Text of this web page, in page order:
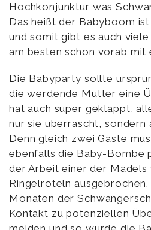
Hochkonjunktur was
Das heißt der Babyboom
und somit gibt es auch
am besten schon vorab mit
Die Babyparty sollte
die werdende Mutter eine
hat auch super geklappt,
nur sie überrascht, sondern
Denn gleich zwei Gäste
ebenfalls die Baby-Bombe
der Arbeit einer der Mädels
Ringelröteln
Monaten der
Kontakt zu potenziellen